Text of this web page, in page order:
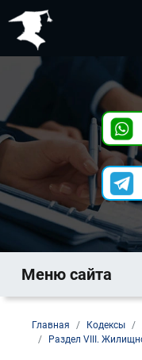
Меню сайта
Главная Кодексы
Раздел VIII.